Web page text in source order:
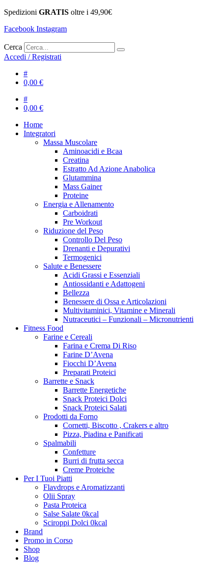
Spedizioni GRATIS oltre i 49,90€
Facebook Instagram
Cerca
Accedi / Registrati
#
0,00 €
#
0,00 €
Home
Integratori
Massa Muscolare
Aminoacidi e Bcaa
Creatina
Estratto Ad Azione Anabolica
Glutammina
Mass Gainer
Proteine
Energia e Allenamento
Carboidrati
Pre Workout
Riduzione del Peso
Controllo Del Peso
Drenanti e Depurativi
Termogenici
Salute e Benessere
Acidi Grassi e Essenziali
Antiossidanti e Adattogeni
Bellezza
Benessere di Ossa e Articolazioni
Multivitaminici, Vitamine e Minerali
Nutraceutici – Funzionali – Micronutrienti
Fitness Food
Farine e Cereali
Farina e Crema Di Riso
Farine D’Avena
Fiocchi D’Avena
Preparati Proteici
Barrette e Snack
Barrette Energetiche
Snack Proteici Dolci
Snack Proteici Salati
Prodotti da Forno
Cornetti, Biscotto , Crakers e altro
Pizza, Piadina e Panificati
Spalmabili
Confetture
Burri di frutta secca
Creme Proteiche
Per I Tuoi Piatti
Flavdrops e Aromatizzanti
Olii Spray
Pasta Proteica
Salse Salate 0kcal
Sciroppi Dolci 0kcal
Brand
Promo in Corso
Shop
Blog